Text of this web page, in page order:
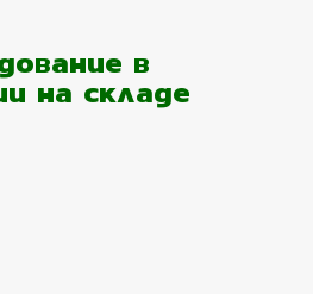
в
на складе